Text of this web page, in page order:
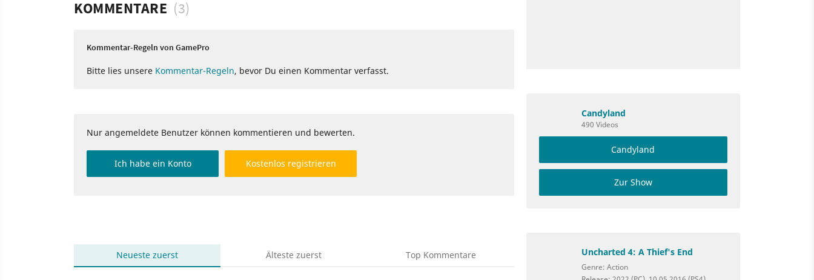
KOMMENTARE (3)
Kommentar-Regeln von GamePro
Bitte lies unsere Kommentar-Regeln, bevor Du einen Kommentar verfasst.
Nur angemeldete Benutzer können kommentieren und bewerten.
Ich habe ein Konto Kostenlos registrieren
Neueste zuerst Älteste zuerst Top Kommentare
Candyland
490 Videos
Candyland
Zur Show
Uncharted 4: A Thief's End
Genre: Action